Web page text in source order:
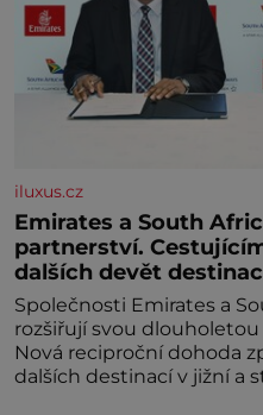
iluxus.cz
Emirates a South
partnerství.
dalších devět
Společnosti Emirates a
rozšiřují svou
Nová reciproční dohoda
dalších destinací v jižní a